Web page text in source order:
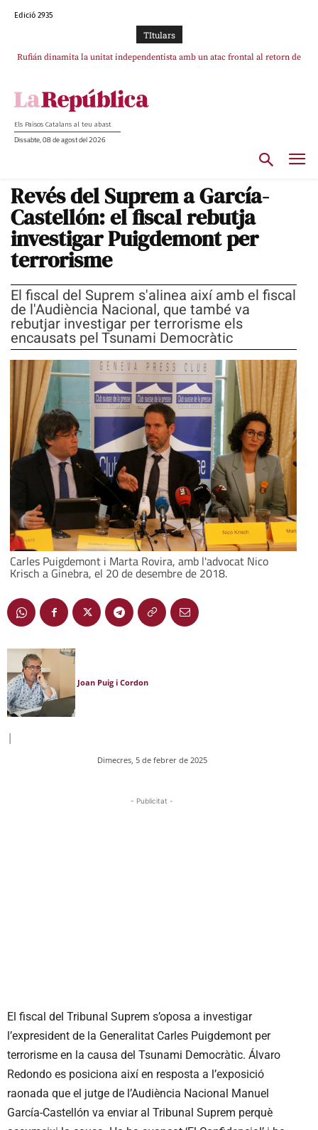
Edició 2935
TItulars
Rufián dinamita la unitat independentista amb un atac frontal al retorn de
Els Països Catalans al teu abast
Dissabte, 08 de agost del 2026
Revés del Suprem a García-
Castellón: el fiscal rebutja
investigar Puigdemont per
terrorisme
El fiscal del Suprem s'alinea així amb el fiscal
de l'Audiència Nacional, que també va
rebutjar investigar per terrorisme els
encausats pel Tsunami Democràtic
Carles Puigdemont i Marta Rovira, amb l'advocat Nico
Krisch a Ginebra, el 20 de desembre de 2018.
Joan Puig i Cordon
|
Dimecres, 5 de febrer de 2025
- Publicitat -
El fiscal del Tribunal Suprem s’oposa a investigar
l’expresident de la Generalitat Carles Puigdemont per
terrorisme en la causa del Tsunami Democràtic. Álvaro
Redondo es posiciona així en resposta a l’exposició
raonada que el jutge de l’Audiència Nacional Manuel
García-Castellón va enviar al Tribunal Suprem perquè